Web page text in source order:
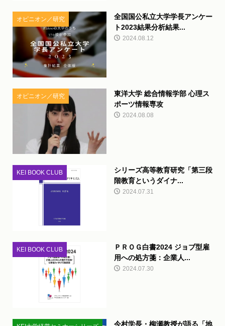
オピニオン／研究
全国国公私立大学学長アンケー
ト2023結果分析結果...
2024.08.12
オピニオン／研究
東洋大学 総合情報学部 心理ス
ポーツ情報専攻
2024.08.08
KEI BOOK CLUB
シリーズ高等教育研究「第三段
階教育というダイナ...
2024.07.31
KEI BOOK CLUB
ＰＲＯＧ白書2024 ジョブ型雇
用への処方箋：企業人...
2024.07.30
今村学長・柳瀬教授が語る「地